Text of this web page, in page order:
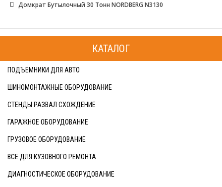
Домкрат Бутылочный 30 Тонн NORDBERG N3130
КАТАЛОГ
ПОДЪЕМНИКИ ДЛЯ АВТО
ШИНОМОНТАЖНЫЕ ОБОРУДОВАНИЕ
СТЕНДЫ РАЗВАЛ СХОЖДЕНИЕ
ГАРАЖНОЕ ОБОРУДОВАНИЕ
ГРУЗОВОЕ ОБОРУДОВАНИЕ
ВСЕ ДЛЯ КУЗОВНОГО РЕМОНТА
ДИАГНОСТИЧЕСКОЕ ОБОРУДОВАНИЕ